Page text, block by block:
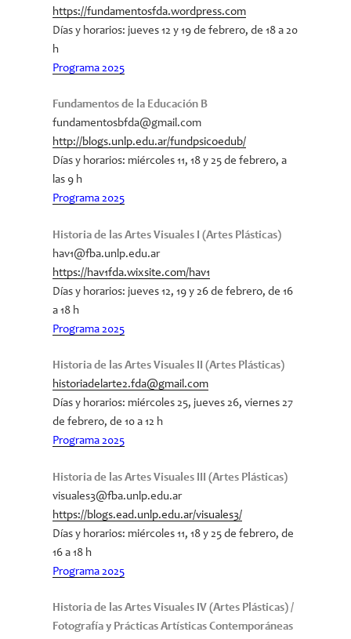
https://fundamentosfda.wordpress.com
Días y horarios: jueves 12 y 19 de febrero, de 18 a 20
h
Programa 2025
Fundamentos de la Educación B
fundamentosbfda@gmail.com
http://blogs.unlp.edu.ar/fundpsicoedub/
Días y horarios: miércoles 11, 18 y 25 de febrero, a
las 9 h
Programa 2025
Historia de las Artes Visuales I (Artes Plásticas)
hav1@fba.unlp.edu.ar
https://hav1fda.wixsite.com/hav1
Días y horarios: jueves 12, 19 y 26 de febrero, de 16
a 18 h
Programa 2025
Historia de las Artes Visuales II (Artes Plásticas)
historiadelarte2.fda@gmail.com
Días y horarios: miércoles 25, jueves 26, viernes 27
de febrero, de 10 a 12 h
Programa 2025
Historia de las Artes Visuales III (Artes Plásticas)
visuales3@fba.unlp.edu.ar
https://blogs.ead.unlp.edu.ar/visuales3/
Días y horarios: miércoles 11, 18 y 25 de febrero, de
16 a 18 h
Programa 2025
Historia de las Artes Visuales IV (Artes Plásticas) /
Fotografía y Prácticas Artísticas Contemporáneas